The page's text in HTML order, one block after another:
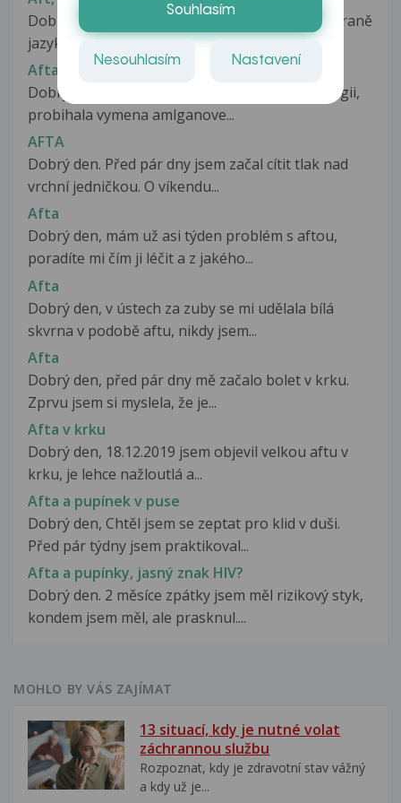
Dobrý den, maminka (60 let) má asi měsíc na straně
jazyka jakoby velký aft,...
Afta
Dobry den, predevcirem jsem byl na stomatologii,
probihala vymena amlganove...
AFTA
Dobrý den. Před pár dny jsem začal cítit tlak nad
vrchní jedničkou. O víkendu...
Afta
Dobrý den, mám už asi týden problém s aftou,
poradíte mi čím ji léčit a z jakého...
Afta
Dobrý den, v ústech za zuby se mi udělala bílá
skvrna v podobě aftu, nikdy jsem...
Afta
Dobrý den, před pár dny mě začalo bolet v krku.
Zprvu jsem si myslela, že je...
Afta v krku
Dobrý den, 18.12.2019 jsem objevil velkou aftu v
krku, je lehce nažloutlá a...
Afta a pupínek v puse
Dobrý den, Chtěl jsem se zeptat pro klid v duši.
Před pár týdny jsem praktikoval...
Afta a pupínky, jasný znak HIV?
Dobrý den. 2 měsíce zpátky jsem měl rizikový styk,
kondem jsem měl, ale prasknul....
MOHLO BY VÁS ZAJÍMAT
13 situací, kdy je nutné volat
záchrannou službu
Rozpoznat, kdy je zdravotní stav vážný
a kdy už je...
Souhlasím
Nesouhlasím Nastavení